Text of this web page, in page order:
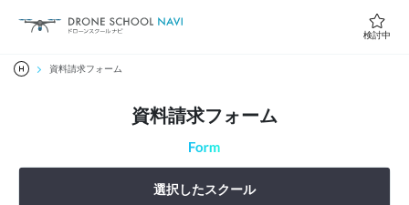
検討中
資料請求フォーム
資料請求フォーム
選択したスクール